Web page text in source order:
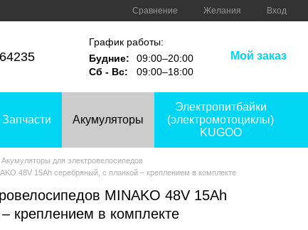
Сравнение Желания Вход
График работы:
Будние:
09:00–20:00
Сб - Вс:
09:00–18:00
Мой заказ
Запчасти Акумуляторы
Электропитбайки
(электромотоциклы)
KUGOO
Акумуляторы для электровелосипедов
48V 15Ah серебряный, с планкой – креплением в комплекте
MINAKO 48V 15Ah
креплением в комплекте